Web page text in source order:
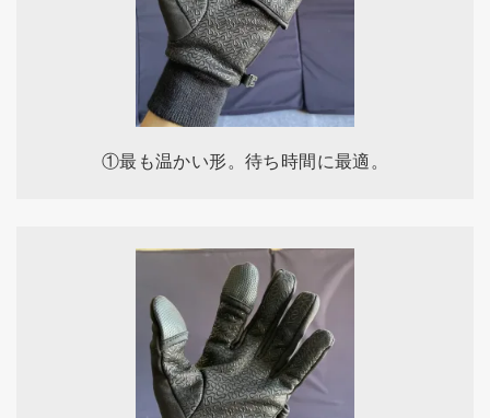
①最も温かい形。待ち時間に最適。